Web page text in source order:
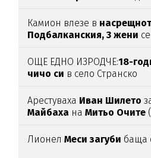
Камион влезе в
Подбалканския, 3 жени
ОЩЕ ЕДНО ИЗРОДЧЕ:18-
чичо си в село Странско
Арестуваха Иван Шилето
Майбаха наМитьо Очите
Лионел Меси загуби баща